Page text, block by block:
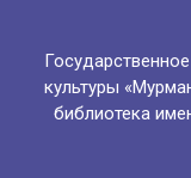
культуры
библиотека